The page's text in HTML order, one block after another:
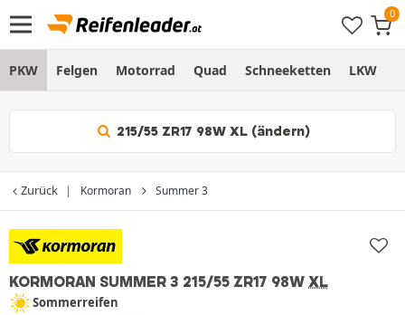
PKW Felgen Motorrad Quad Schneeketten LKW
215/55 ZR17 98W XL (ändern)
Zurück Kormoran Summer 3
KORMORAN SUMMER 3 215/55 ZR17 98W XL
Sommerreifen